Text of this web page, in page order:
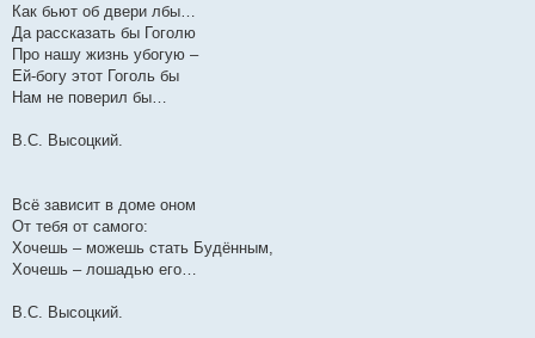
Как бьют об двери лбы…
Да рассказать бы Гоголю
Про нашу жизнь убогую –
Ей-богу этот Гоголь бы
Нам не поверил бы…
В.С. Высоцкий.
Всё зависит в доме оном
От тебя от самого:
Хочешь – можешь стать Будённым,
Хочешь – лошадью его…
В.С. Высоцкий.